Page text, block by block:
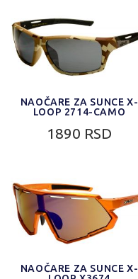
NAOČARE ZA SUNCE X-
LOOP 2714-CAMO
1890 RSD
NAOČARE ZA SUNCE X-